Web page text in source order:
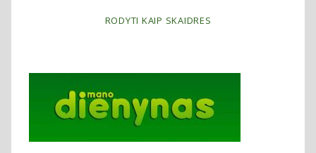
RODYTI KAIP SKAIDRES